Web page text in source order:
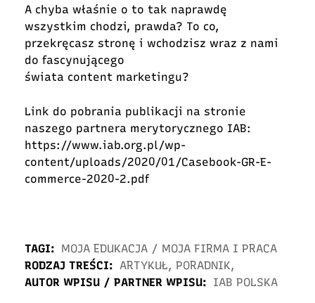
A chyba właśnie o to tak naprawdę
wszystkim chodzi, prawda? To co,
przekręcasz stronę i wchodzisz wraz z nami
do fascynującego
świata content marketingu?
Link do pobrania publikacji na stronie
naszego partnera merytorycznego IAB:
https://www.iab.org.pl/wp-
content/uploads/2020/01/Casebook-GR-E-
commerce-2020-2.pdf
TAGI: MOJA EDUKACJA / MOJA FIRMA I PRACA
RODZAJ TREŚCI: ARTYKUŁ, PORADNIK,
AUTOR WPISU / PARTNER WPISU: IAB POLSKA